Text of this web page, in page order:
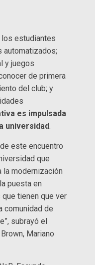
los estudiantes
automatizados;
y juegos
de primera
del club; y
es impulsada
universidad.
este encuentro
que
la modernización
puesta en
tienen que ver
comunidad de
subrayó el
Mariano